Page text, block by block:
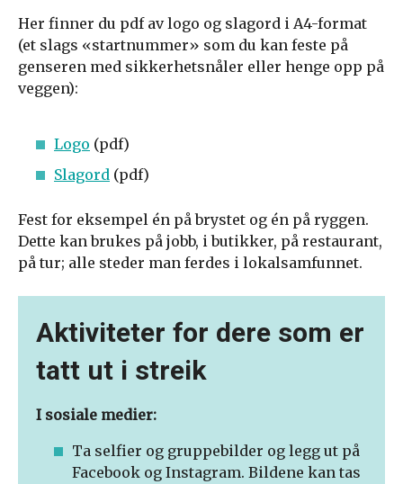
Her finner du pdf av logo og slagord i A4-format
(et slags «startnummer» som du kan feste på
genseren med sikkerhetsnåler eller henge opp på
veggen):
Logo (pdf)
Slagord (pdf)
Fest for eksempel én på brystet og én på ryggen.
Dette kan brukes på jobb, i butikker, på restaurant,
på tur; alle steder man ferdes i lokalsamfunnet.
Aktiviteter for dere som er
tatt ut i streik
I sosiale medier:
Ta selfier og gruppebilder og legg ut på
Facebook og Instagram. Bildene kan tas